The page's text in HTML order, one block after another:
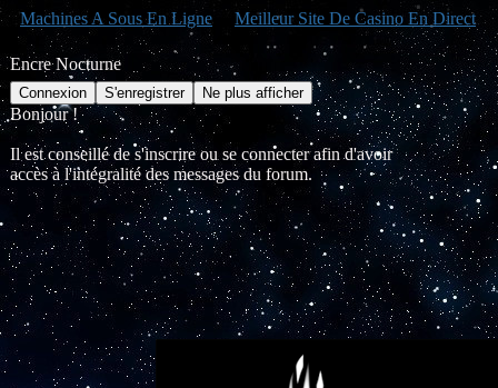
Machines A Sous En Ligne Meilleur Site De Casino En Direct
Encre Nocturne
Bonjour !
Il est conseillé de s'inscrire ou se connecter afin d'avoir
accès à l'intégralité des messages du forum.